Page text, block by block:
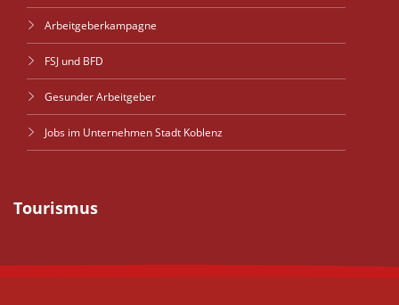
Arbeitgeberkampagne
FSJ und BFD
Gesunder Arbeitgeber
Jobs im Unternehmen Stadt Koblenz
Tourismus